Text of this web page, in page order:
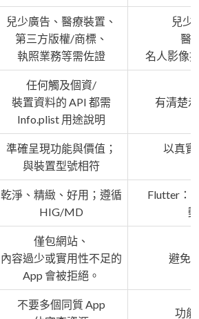
兒少廣告、醫療裝置、
第三方版權/商標、
執照業務等需佐證
兒少
醫
名人影像
任何觸及個資/
裝置資料的 API 都需
Info.plist 用途說明
有清楚
準確呈現功能與價值；
與裝置型號相符
以真實
乾淨、精緻、好用；遵循
HIG/MD
Flutter：
僅包網站、
內容過少或實用性不足的
App 會被拒絕。
避免
不要多個同質 App
功